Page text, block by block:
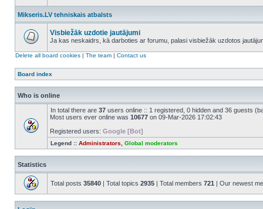
unread
posts
Mikseris.LV tehniskais atbalsts
unread
Visbiežāk uzdotie jautājumi
Ja kas neskaidrs, kā darboties ar forumu, palasi visbiežāk uzdotos
Delete all board cookies | The team | Contact us
Board index
Who is online
In total there are 37 users online :: 1 registered, 0 hidden and 36 guests
Most users ever online was 10677 on 09-Mar-2026 17:02:43
Registered users: Google [Bot]
Legend :: Administrators Global moderators
Statistics
Total posts 35840 | Total topics 2935 | Total members 721 | Our newest